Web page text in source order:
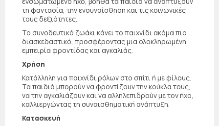
τη φαντασία, την ενσυναίσθηση και τις κοινωνικές
τους δεξιότητες.
Το συνοδευτικό ζωάκι κάνει το παιχνίδι ακόμα πιο
διασκεδαστικό, προσφέροντας μια ολοκληρωμένη
εμπειρία φροντίδας και αγκαλιάς.
Χρήση
Κατάλληλη για παιχνίδι ρόλων στο σπίτι ή με φίλους.
Τα παιδιά μπορούν να φροντίζουν την κούκλα τους,
να την αγκαλιάζουν και να αλληλεπιδρούν με τον ήχο,
καλλιεργώντας τη συναισθηματική ανάπτυξη.
Κατασκευή